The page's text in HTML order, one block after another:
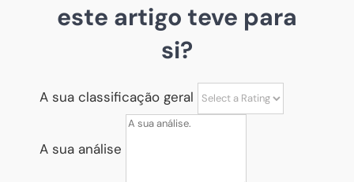
este artigo teve para
si?
A sua classificação geral
A sua análise